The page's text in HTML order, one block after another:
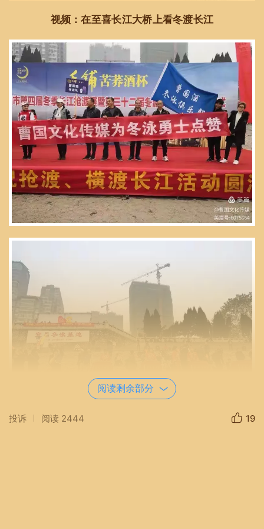
视频：在至喜长江大桥上看冬渡长江
阅读剩余部分
投诉 阅读 2444 19